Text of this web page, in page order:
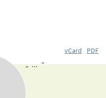
vCard
PDF
„ ... “